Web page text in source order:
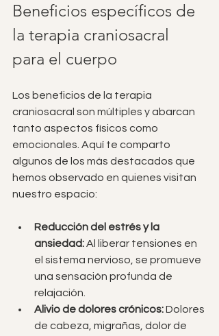
Beneficios específicos de
la terapia craniosacral
para el cuerpo
Los beneficios de la terapia
craniosacral son múltiples y abarcan
tanto aspectos físicos como
emocionales. Aquí te comparto
algunos de los más destacados que
hemos observado en quienes visitan
nuestro espacio:
Reducción del estrés y la
ansiedad: Al liberar tensiones en
el sistema nervioso, se promueve
una sensación profunda de
relajación.
Alivio de dolores crónicos: Dolores
de cabeza, migrañas, dolor de